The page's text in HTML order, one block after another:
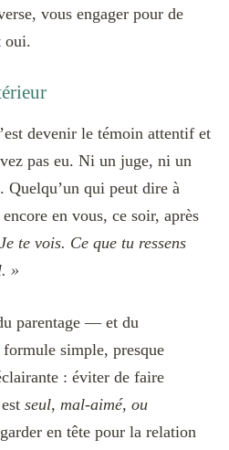
vous engager pour de
oui.
devenir le témoin attentif et
pas eu. Ni un juge, ni un
qui peut dire à
en vous, ce soir, après
te vois. Ce que tu ressens
»
parentage — et du
simple, presque
: éviter de faire
seul, mal-aimé, ou
en tête pour la relation